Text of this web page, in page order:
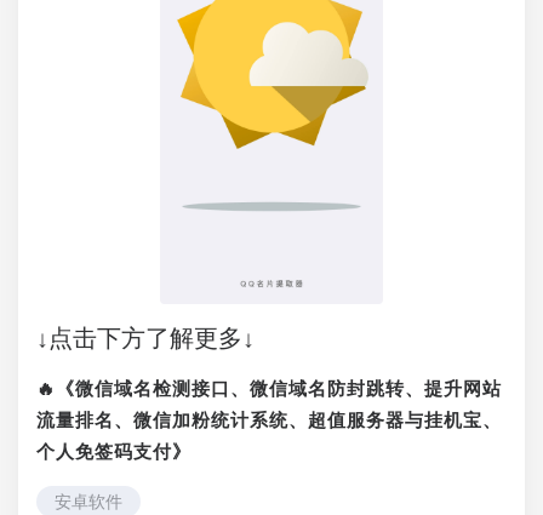
↓点击下方了解更多↓
🔥《微信域名检测接口、微信域名防封跳转、提升网站
流量排名、微信加粉统计系统、超值服务器与挂机宝、
个人免签码支付》
安卓软件